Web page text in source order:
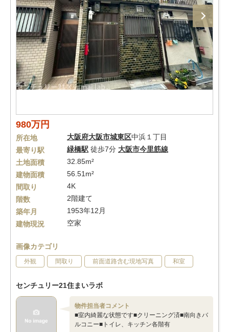
980万円
所在地 大阪府大阪市城東区中浜１丁目
最寄り駅
緑橋駅 徒歩7分 大阪市今里筋線
土地面積
32.85m²
建物面積
56.51m²
間取り
4K
階数
2階建て
築年月
1953年12月
建物現況
空家
画像カテゴリ
外観 間取り 前面道路含む現地写真 和室
センチュリー21住まいラボ
物件担当者コメント
■室内綺麗な状態です■クリーニング済■南向きバ
ルコニー■トイレ、キッチン各階有